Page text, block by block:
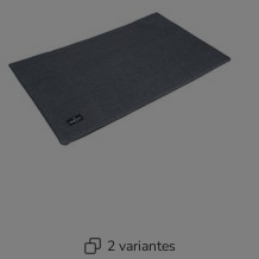
2 variantes